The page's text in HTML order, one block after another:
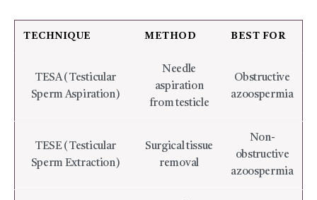
TECHNIQUE METHOD BEST FOR
TESA (Testicular
Sperm Aspiration)
Needle
aspiration
from testicle
Obstructive
azoospermia
TESE (Testicular
Sperm Extraction)
Surgical tissue
removal
Non-
obstructive
azoospermia